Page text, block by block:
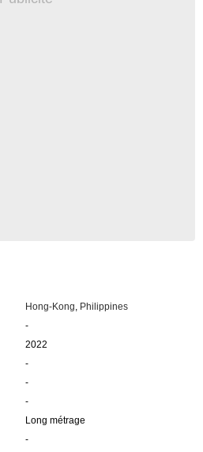
Hong-Kong, Philippines
-
2022
-
-
-
Long métrage
-